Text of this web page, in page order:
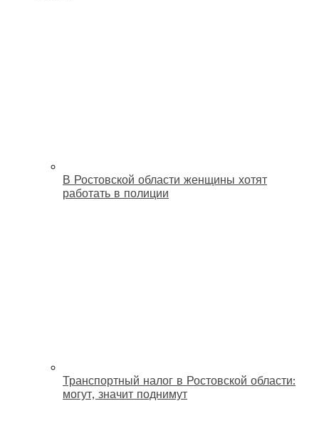
В Ростовской области женщины хотят
работать в полиции
Транспортный налог в Ростовской области:
могут, значит поднимут